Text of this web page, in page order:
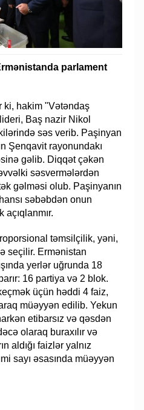
parlament
ki, hakim "Vətəndaş
Baş nazir Nikol
səs verib. Paşinyan
Şenqavit rayonundakı
gəlib. Diqqət çəkən
səsvermələrdən
gəlməsi olub. Paşinyanın
səbəbdən onun
açıqlanmır.
təmsilçilik, yəni,
seçilir. Ermənistan
yerlər uğrunda 18
16 partiya və 2 blok.
üçün həddi 4 faiz,
müəyyən edilib. Yekun
etibarsız və qəsdən
olaraq buraxılır və
aldığı faizlər yalnız
sayı əsasında müəyyən